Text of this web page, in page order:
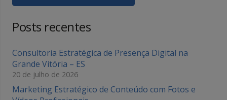
Posts recentes
Consultoria Estratégica de Presença Digital na
Grande Vitória – ES
20 de julho de 2026
Marketing Estratégico de Conteúdo com Fotos e